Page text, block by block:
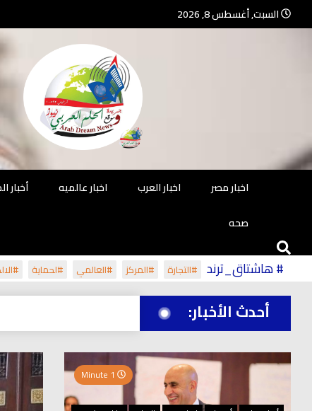
السبت, أغسطس 8, 2026
جريدة مستقلة – صحافة تضيئ لك
اخبار مصر
اخبار العرب اخبار عالميه أخبار
صحه
# هاشتاق_ترند #التجارة #المركز #العالمي #لحماية
أحدث الأخبار:
0 Minutes